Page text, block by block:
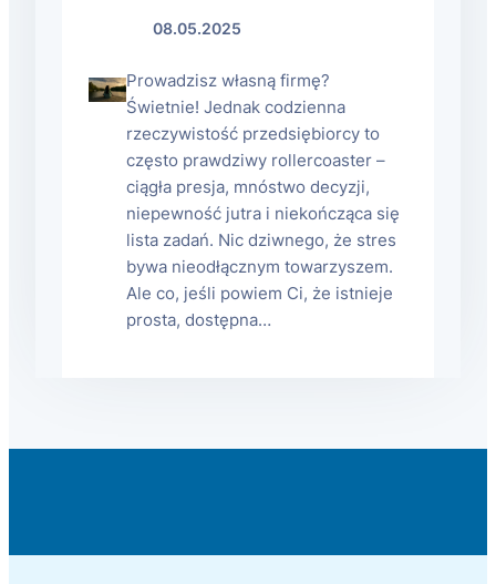
08.05.2025
Prowadzisz własną firmę?
Świetnie! Jednak codzienna
rzeczywistość przedsiębiorcy to
często prawdziwy rollercoaster –
ciągła presja, mnóstwo decyzji,
niepewność jutra i niekończąca się
lista zadań. Nic dziwnego, że stres
bywa nieodłącznym towarzyszem.
Ale co, jeśli powiem Ci, że istnieje
prosta, dostępna…